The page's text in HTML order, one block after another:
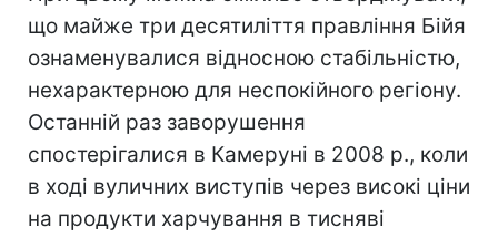
що майже три десятиліття правління Бійя
ознаменувалися відносною стабільністю,
нехарактерною для неспокійного регіону.
Останній раз заворушення
спостерігалися в Камеруні в 2008 р., коли
в ході вуличних виступів через високі ціни
на продукти харчування в тисняві